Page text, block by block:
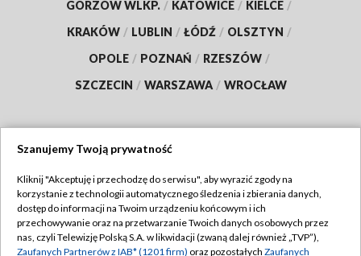
GORZÓW WLKP. / KATOWICE / KIELCE /
KRAKÓW / LUBLIN / ŁÓDŹ / OLSZTYN /
OPOLE / POZNAŃ / RZESZÓW /
SZCZECIN / WARSZAWA / WROCŁAW
TVP
Abonament TVP
Emisja w TVP
Regulamin TVP
Szanujemy Twoją prywatność
Kliknij "Akceptuję i przechodzę do serwisu", aby wyrazić zgody na
korzystanie z technologii automatycznego śledzenia i zbierania danych,
dostęp do informacji na Twoim urządzeniu końcowym i ich
przechowywanie oraz na przetwarzanie Twoich danych osobowych przez
nas, czyli Telewizję Polską S.A. w likwidacji (zwaną dalej również „TVP”),
Zaufanych Partnerów z IAB* (1201 firm) oraz pozostałych Zaufanych